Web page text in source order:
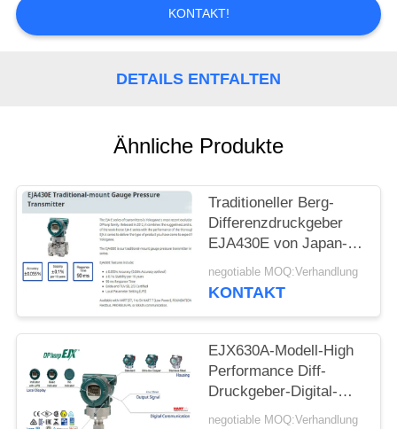
BITTE UM
EIN
ANGEBOT
DATENSCHUTZERKLÄRUNG
KONTAKT!
DETAILS ENTFALTEN
Ähnliche Produkte
Traditioneller Berg-
Differenzdruckgeber
EJA430E von Japan-
Vorlage
negotiable MOQ:Verhandlung
KONTAKT
EJX630A-Modell-High
Performance Diff-
Druckgeber-Digital-
Druckgeber
negotiable MOQ:Verhandlung